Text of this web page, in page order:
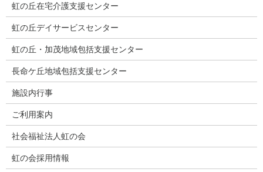
虹の丘在宅介護支援センター
虹の丘デイサービスセンター
虹の丘・加茂地域包括支援センター
長命ケ丘地域包括支援センター
施設内行事
ご利用案内
社会福祉法人虹の会
虹の会採用情報